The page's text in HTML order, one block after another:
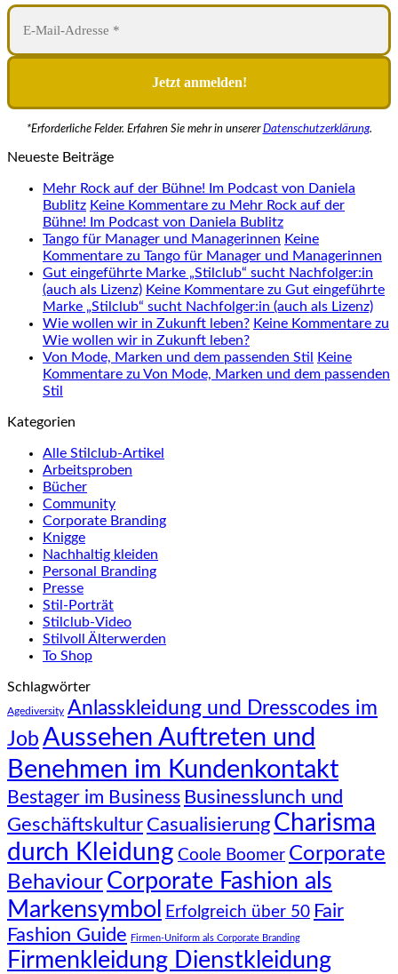
*Erforderliche Felder. Erfahren Sie mehr in unsererDatenschutzerklärung.
Neueste Beiträge
Mehr Rock auf der Bühne! Im Podcast von Daniela
Bublitz Keine Kommentare zu Mehr Rock auf der
Bühne! Im Podcast von Daniela Bublitz
Tango für Manager und Managerinnen Keine
Kommentare zu Tango für Manager und Managerinnen
Gut eingeführte Marke „Stilclub“ sucht Nachfolger:in
(auch als Lizenz) Keine Kommentare zu Gut eingeführte
Marke „Stilclub“ sucht Nachfolger:in (auch als Lizenz)
Wie wollen wir in Zukunft leben? Keine Kommentare zu
Wie wollen wir in Zukunft leben?
Von Mode, Marken und dem passenden Stil
Keine
Kommentare zu Von Mode, Marken und dem passenden
Stil
Kategorien
Alle Stilclub-Artikel
Arbeitsproben
Bücher
Community
Corporate Branding
Knigge
Nachhaltig kleiden
Personal Branding
Presse
Stil-Porträt
Stilclub-Video
Stilvoll Älterwerden
To Shop
Schlagwörter
Agediversity Anlasskleidung und Dresscodes im
Job Aussehen Auftreten und
Benehmen im Kundenkontakt
Bestager im Business Businesslunch und
Geschäftskultur Casualisierung Charisma
durch Kleidung Coole Boomer Corporate
Behaviour Corporate Fashion als
Markensymbol
Erfolgreich über 50 Fair
Fashion Guide
Firmen-Uniform als Corporate Branding
Firmenkleidung Dienstkleidung